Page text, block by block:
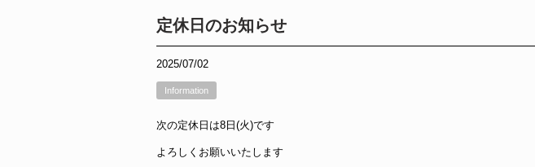
定休日のお知らせ
2025/07/02
Information
次の定休日は8日(火)です
よろしくお願いいたします